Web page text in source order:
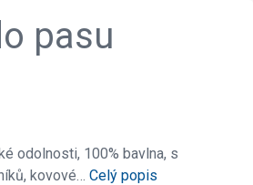
pasu
odolnosti, 100% bavlna, s
kovové… Celý popis